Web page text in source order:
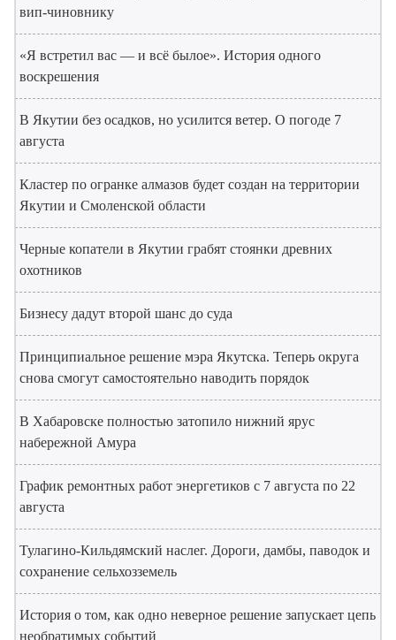
вип-чиновнику
«Я встретил вас — и всё былое». История одного
воскрешения
В Якутии без осадков, но усилится ветер. О погоде 7
августа
Кластер по огранке алмазов будет создан на территории
Якутии и Смоленской области
Черные копатели в Якутии грабят стоянки древних
охотников
Бизнесу дадут второй шанс до суда
Принципиальное решение мэра Якутска. Теперь округа
снова смогут самостоятельно наводить порядок
В Хабаровске полностью затопило нижний ярус
набережной Амура
График ремонтных работ энергетиков с 7 августа по 22
августа
Тулагино-Кильдямский наслег. Дороги, дамбы, паводок и
сохранение сельхозземель
История о том, как одно неверное решение запускает цепь
необратимых событий